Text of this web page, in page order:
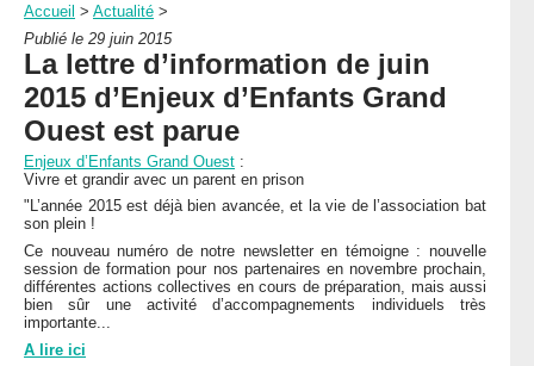
À PROPOS DU REAAP
1ÈRE VISITE
ACTUALITÉ
AGENDA
DISPOSITIFS PARENTALITÉ
SITES INTERNET
NUMÉROS VERTS
LEXIQUE
LETTRES D’INFO
MENTIONS LÉGALES
CONTACT
STRUCTURES
DOCUMENTS
FORMATIONS
Accueil > Actualité >
Publié le 29 juin 2015
La lettre d’information de juin
2015 d’Enjeux d’Enfants Grand
Ouest est parue
Enjeux d’Enfants Grand Ouest :
Vivre et grandir avec un parent en prison
"L’année 2015 est déjà bien avancée, et la vie de l’association bat
son plein !
Ce nouveau numéro de notre newsletter en témoigne : nouvelle
session de formation pour nos partenaires en novembre prochain,
différentes actions collectives en cours de préparation, mais aussi
bien sûr une activité d’accompagnements individuels très
importante...
A lire ici